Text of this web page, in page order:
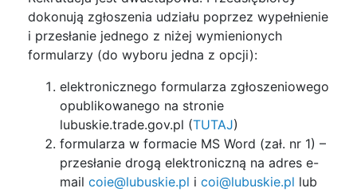
dokonują zgłoszenia udziału poprzez wypełnienie
i przesłanie jednego z niżej wymienionych
formularzy (do wyboru jedna z opcji):
elektronicznego formularza zgłoszeniowego
opublikowanego na stronie
lubuskie.trade.gov.pl (TUTAJ)
formularza w formacie MS Word (zał. nr 1) –
przesłanie drogą elektroniczną na adres e-
mail coie@lubuskie.pl i coi@lubuskie.pl lub